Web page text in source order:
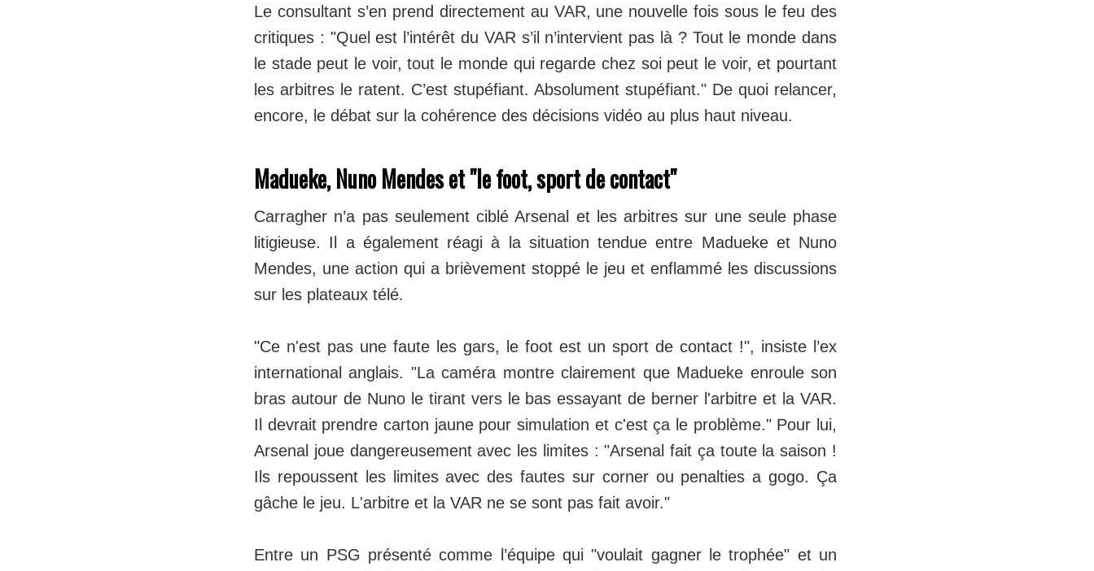
Le consultant s’en prend directement au VAR, une nouvelle fois sous le feu des
critiques : "Quel est l’intérêt du VAR s’il n’intervient pas là ? Tout le monde dans
le stade peut le voir, tout le monde qui regarde chez soi peut le voir, et pourtant
les arbitres le ratent. C’est stupéfiant. Absolument stupéfiant." De quoi relancer,
encore, le débat sur la cohérence des décisions vidéo au plus haut niveau.
Madueke, Nuno Mendes et "le foot, sport de contact"
Carragher n’a pas seulement ciblé Arsenal et les arbitres sur une seule phase
litigieuse. Il a également réagi à la situation tendue entre Madueke et Nuno
Mendes, une action qui a brièvement stoppé le jeu et enflammé les discussions
sur les plateaux télé.
"Ce n'est pas une faute les gars, le foot est un sport de contact !", insiste l’ex
international anglais. "La caméra montre clairement que Madueke enroule son
bras autour de Nuno le tirant vers le bas essayant de berner l'arbitre et la VAR.
Il devrait prendre carton jaune pour simulation et c'est ça le problème." Pour lui,
Arsenal joue dangereusement avec les limites : "Arsenal fait ça toute la saison !
Ils repoussent les limites avec des fautes sur corner ou penalties a gogo. Ça
gâche le jeu. L'arbitre et la VAR ne se sont pas fait avoir."
Entre un PSG présenté comme l’équipe qui "voulait gagner le trophée" et un